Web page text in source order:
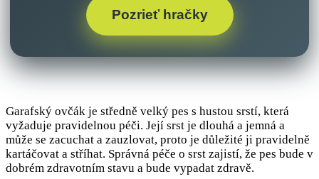
Pozrieť hračky
Garafský ovčák je středně velký pes s hustou srstí, která
vyžaduje pravidelnou péči. Její srst je dlouhá a jemná a
může se zacuchat a zauzlovat, proto je důležité ji pravidelně
kartáčovat a stříhat. Správná péče o srst zajistí, že pes bude v
dobrém zdravotním stavu a bude vypadat zdravě.